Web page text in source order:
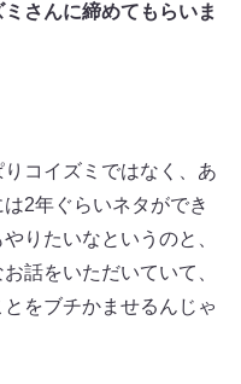
さんに締めてもらいま
コイズミではなく、あ
2年ぐらいネタができ
りたいなというのと、
話をいただいていて、
をブチかませるんじゃ